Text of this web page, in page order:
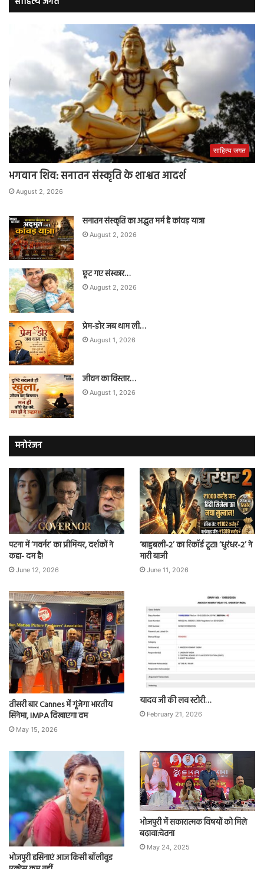
साहित्य जगत
भगवान शिव: सनातन संस्कृति के शाश्वत आदर्श
August 2, 2026
सनातन संस्कृति का अद्भुत मर्म है कांवड़ यात्रा
August 2, 2026
छूट गए संस्कार…
August 2, 2026
प्रेम-डोर जब थाम ली…
August 1, 2026
जीवन का विस्तार…
August 1, 2026
मनोरंजन
पटना में ‘गवर्नर’ का प्रीमियर, दर्शकों ने
कहा- दम है!
June 12, 2026
‘बाहुबली-2’ का रिकॉर्ड टूटा! ‘धुरंधर-2’ ने
मारी बाजी
June 11, 2026
तीसरी बार Cannes में गूंजेगा भारतीय
सिनेमा, IMPA दिखाएगा दम
May 15, 2026
यादव जी की लव स्टोरी…
February 21, 2026
भोजपुरी हसिनाएं आज किसी बॉलीवुड
भोजपुरी में सकारात्मक विषयों को मिले
बढ़ावा:चेतना
May 24, 2025